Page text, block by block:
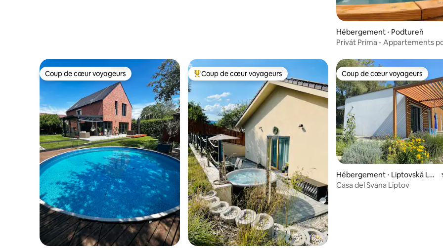
Hébergement ⋅ Podtureň
Privát Prima - Appartements
Coup de cœur voyageurs
Coup de cœur voyageurs Coups de cœur voyageurs les plus appréciés
Coup de cœur voyageurs Coup de cœur voyageurs
Coup de cœur voyageurs
Hébergement ⋅ Liptovská Lúž
na
Casa del Svana Liptov